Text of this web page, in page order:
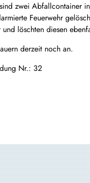
zwei Abfallcontainer
Feuerwehr
löschten diesen
derzeit noch an.
Nr.: 32